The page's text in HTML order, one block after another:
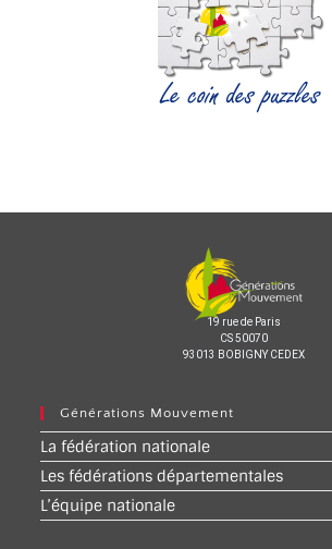
19 rue de Paris
CS 50070
93013 BOBIGNY CEDEX
Générations Mouvement
La fédération nationale
Les fédérations départementales
L’équipe nationale